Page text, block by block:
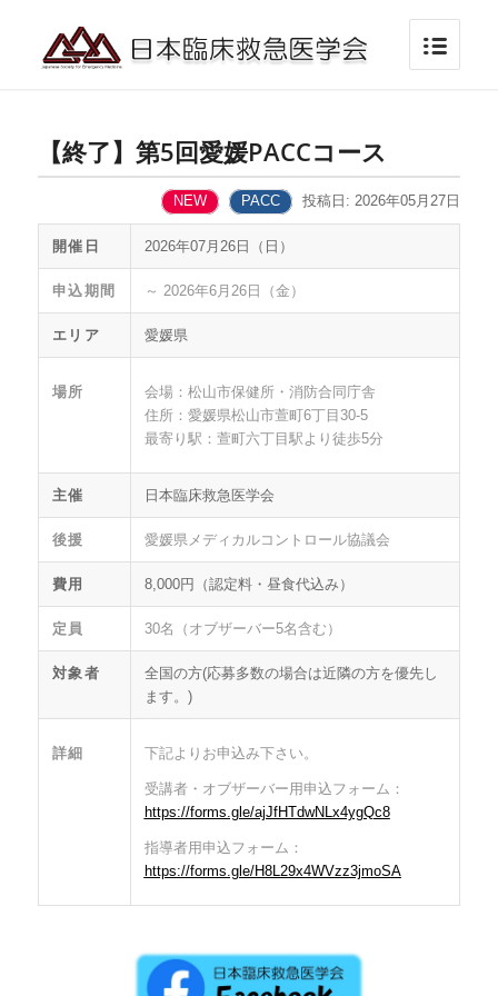
【終了】第5回愛媛PACCコース
NEW PACC 投稿日: 2026年05月27日
開催日 2026年07月26日（日）
申込期間 ～ 2026年6月26日（金）
エリア 愛媛県
場所
会場：松山市保健所・消防合同庁舎
住所：愛媛県松山市萱町6丁目30-5
最寄り駅：萱町六丁目駅より徒歩5分
主催 日本臨床救急医学会
後援 愛媛県メディカルコントロール協議会
費用 8,000円（認定料・昼食代込み）
定員 30名（オブザーバー5名含む）
対象者
全国の方(応募多数の場合は近隣の方を優先し
ます。)
詳細 下記よりお申込み下さい。
受講者・オブザーバー用申込フォーム：
https://forms.gle/ajJfHTdwNLx4ygQc8
指導者用申込フォーム：
https://forms.gle/H8L29x4WVzz3jmoSA